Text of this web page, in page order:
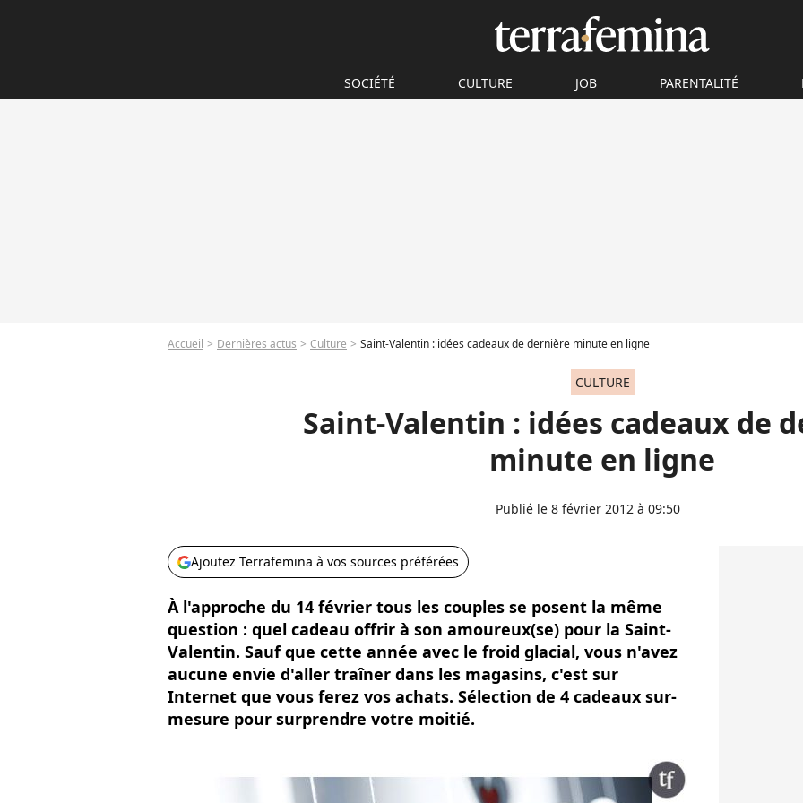
SOCIÉTÉ CULTURE JOB PARENTALITÉ
Accueil Dernières actus Culture Saint-Valentin : idées cadeaux de dernière minute en ligne
CULTURE
Saint-Valentin : idées cadeaux de
minute en ligne
Publié le 8 février 2012 à 09:50
Ajoutez Terrafemina à vos sources préférées
À l'approche du 14 février tous les couples se posent la même
question : quel cadeau offrir à son amoureux(se) pour la Saint-
Valentin. Sauf que cette année avec le froid glacial, vous n'avez
aucune envie d'aller traîner dans les magasins, c'est sur
Internet que vous ferez vos achats. Sélection de 4 cadeaux sur-
mesure pour surprendre votre moitié.